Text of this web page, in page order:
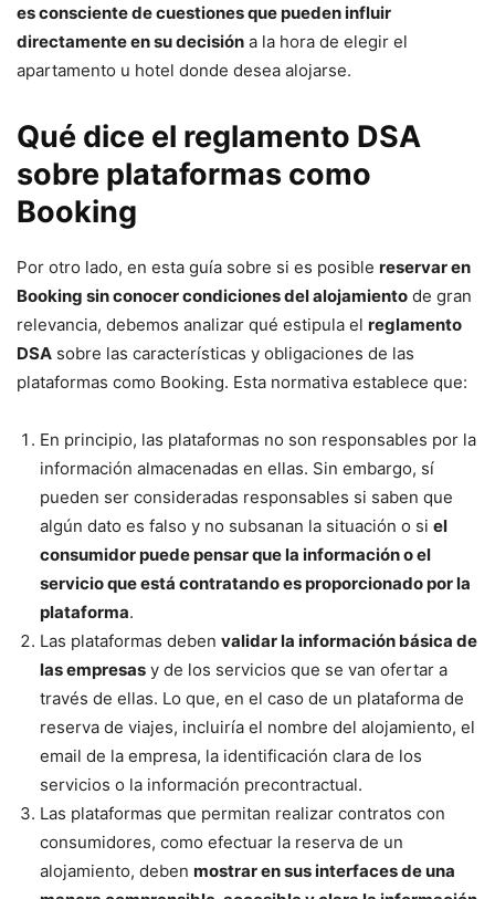
es consciente de cuestiones que pueden influir
directamente en su decisión a la hora de elegir el
apartamento u hotel donde desea alojarse.
Qué dice el reglamento DSA
sobre plataformas como
Booking
Por otro lado, en esta guía sobre si es posible reservar en
Booking sin conocer condiciones del alojamiento de gran
relevancia, debemos analizar qué estipula el reglamento
DSA sobre las características y obligaciones de las
plataformas como Booking. Esta normativa establece que:
En principio, las plataformas no son responsables por la
información almacenadas en ellas. Sin embargo, sí
pueden ser consideradas responsables si saben que
algún dato es falso y no subsanan la situación o si el
consumidor puede pensar que la información o el
servicio que está contratando es proporcionado por la
plataforma.
Las plataformas deben validar la información básica de
las empresas y de los servicios que se van ofertar a
través de ellas. Lo que, en el caso de un plataforma de
reserva de viajes, incluiría el nombre del alojamiento, el
email de la empresa, la identificación clara de los
servicios o la información precontractual.
Las plataformas que permitan realizar contratos con
consumidores, como efectuar la reserva de un
alojamiento, deben mostrar en sus interfaces de una